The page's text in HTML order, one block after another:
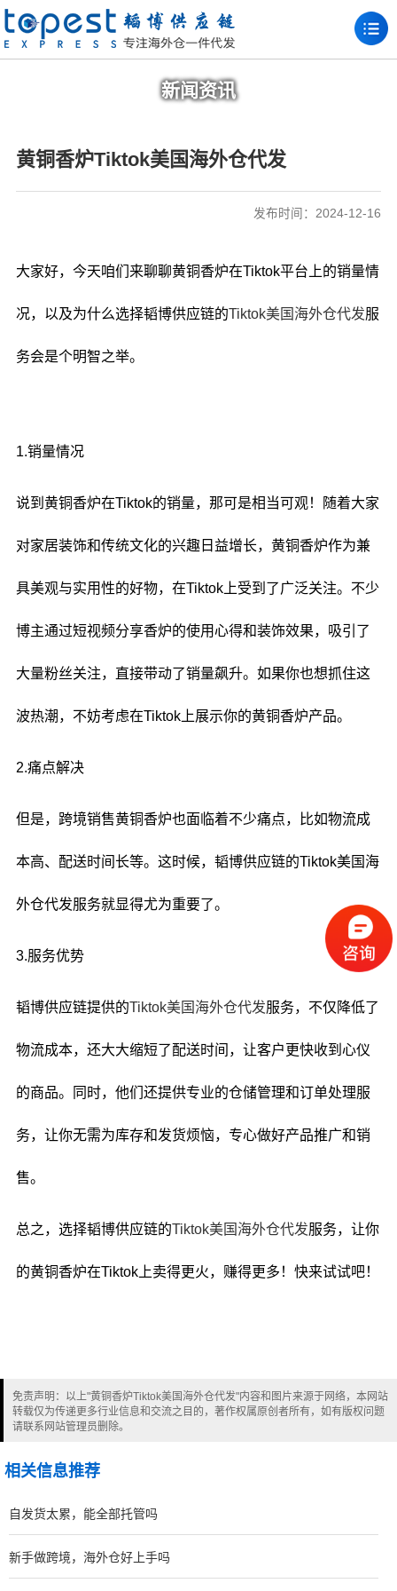
新闻资讯
黄铜香炉Tiktok美国海外仓代发
发布时间：2024-12-16
大家好，今天咱们来聊聊黄铜香炉在Tiktok平台上的销量情
况，以及为什么选择韬博供应链的Tiktok美国海外仓代发服
务会是个明智之举。
1.销量情况
说到黄铜香炉在Tiktok的销量，那可是相当可观！随着大家
对家居装饰和传统文化的兴趣日益增长，黄铜香炉作为兼
具美观与实用性的好物，在Tiktok上受到了广泛关注。不少
博主通过短视频分享香炉的使用心得和装饰效果，吸引了
大量粉丝关注，直接带动了销量飙升。如果你也想抓住这
波热潮，不妨考虑在Tiktok上展示你的黄铜香炉产品。
2.痛点解决
但是，跨境销售黄铜香炉也面临着不少痛点，比如物流成
本高、配送时间长等。这时候，韬博供应链的Tiktok美国海
外仓代发服务就显得尤为重要了。
3.服务优势
韬博供应链提供的Tiktok美国海外仓代发服务，不仅降低了
物流成本，还大大缩短了配送时间，让客户更快收到心仪
的商品。同时，他们还提供专业的仓储管理和订单处理服
务，让你无需为库存和发货烦恼，专心做好产品推广和销
售。
总之，选择韬博供应链的Tiktok美国海外仓代发服务，让你
的黄铜香炉在Tiktok上卖得更火，赚得更多！快来试试吧！
免责声明：以上"黄铜香炉Tiktok美国海外仓代发"内容和图片来源于网络，本网站
转载仅为传递更多行业信息和交流之目的，著作权属原创者所有，如有版权问题
请联系网站管理员删除。
相关信息推荐
自发货太累，能全部托管吗
新手做跨境，海外仓好上手吗